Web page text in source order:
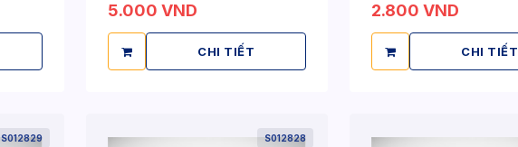
5.000 VND
CHI TIẾT
2.800 VND
CHI TIẾT
S012829 S012828